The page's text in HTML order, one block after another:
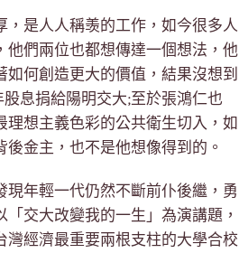
是人人稱羡的工作，如今很多人
們兩位也都想傳達一個想法，他
何創造更大的價值，結果沒想到
息捐給陽明交大;至於張鴻仁也
想主義色彩的公共衛生切入，如
金主，也不是他想像得到的。
年輕一代仍然不斷前仆後繼，勇
交大改變我的一生」為演講題，
灣經濟最重要兩根支柱的大學合校